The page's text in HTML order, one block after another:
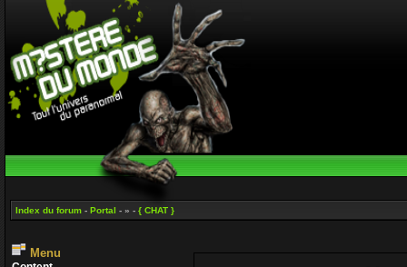
Index du forum - Portal - » - { CHAT }
Menu